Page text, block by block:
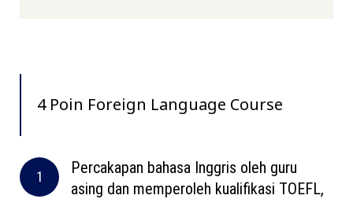
4 Poin Foreign Language Course
Percakapan bahasa Inggris oleh guru
asing dan memperoleh kualifikasi TOEFL,